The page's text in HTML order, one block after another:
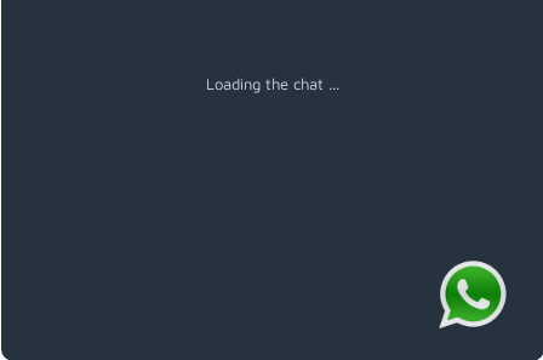
Loading the chat ...